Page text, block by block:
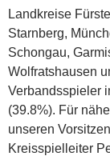
Landkreise
Starnberg,
Schongau,
Wolfratshausen
Verbandsspieler
(39.8%). Für
unseren
Kreisspielleiter